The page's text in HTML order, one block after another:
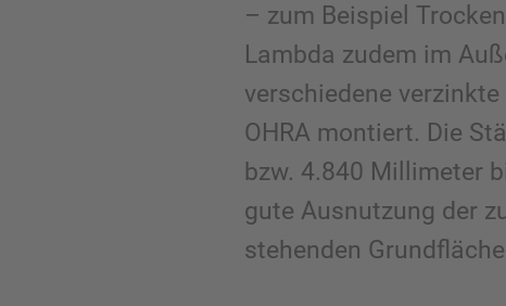
– zum Beispiel
Lambda zudem im
verschiedene
OHRA montiert. Die
bzw. 4.840 Millimeter
gute Ausnutzung der
stehenden